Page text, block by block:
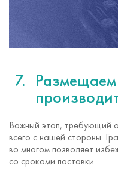
Важный этап, требующий
всего с нашей стороны.
во многом позволяет
со сроками поставки.